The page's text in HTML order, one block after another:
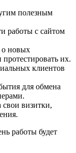
полезным
работы с сайтом
о новых
их.
клиентов
для обмена
визитки,
работы будет